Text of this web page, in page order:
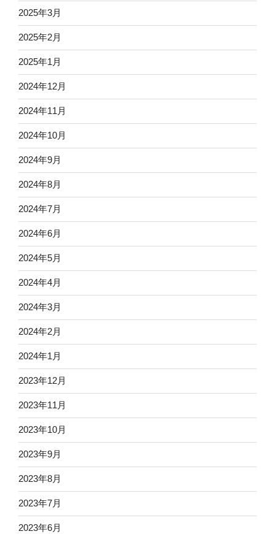
2025年3月
2025年2月
2025年1月
2024年12月
2024年11月
2024年10月
2024年9月
2024年8月
2024年7月
2024年6月
2024年5月
2024年4月
2024年3月
2024年2月
2024年1月
2023年12月
2023年11月
2023年10月
2023年9月
2023年8月
2023年7月
2023年6月